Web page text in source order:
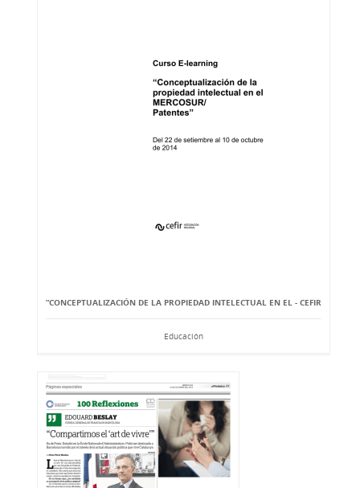
“CONCEPTUALIZACIÓN DE LA PROPIEDAD INTELECTUAL EN EL - CEFIR
Educación